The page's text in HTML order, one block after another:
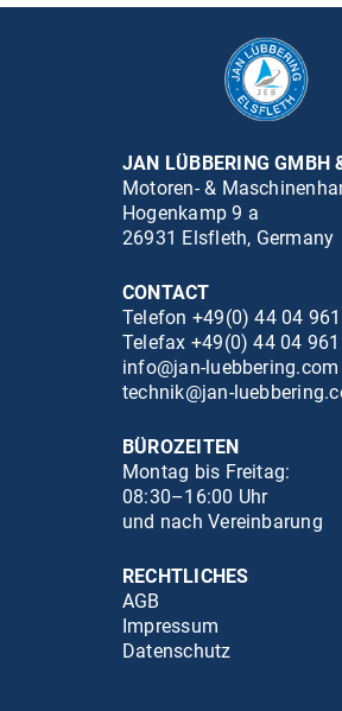
JAN LÜBBERING GMBH
Motoren- &
Hogenkamp 9 a
26931 Elsfleth, Germany
CONTACT
Telefon +49(0) 44 04
Telefax +49(0) 44 04
info@jan-luebbering.com
technik@jan-
BÜROZEITEN
Montag bis Freitag:
08:30–16:00 Uhr
und nach Vereinbarung
RECHTLICHES
AGB
Impressum
Datenschutz